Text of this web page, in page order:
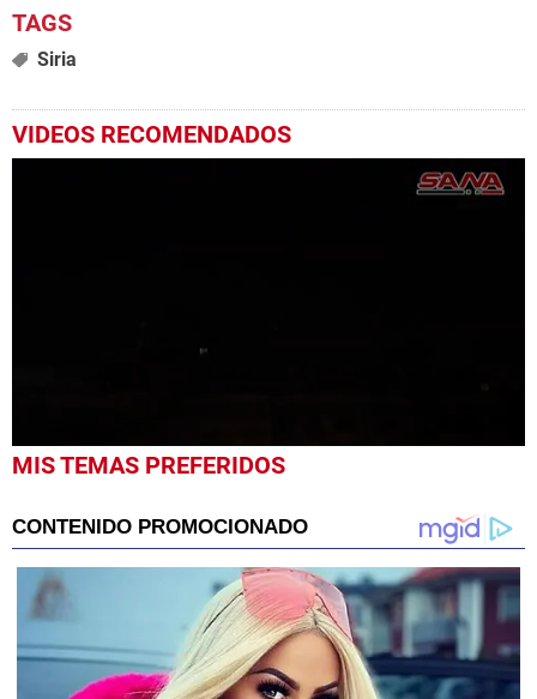
Siria
VIDEOS RECOMENDADOS
0
seconds
seconds
MIS TEMAS PREFERIDOS